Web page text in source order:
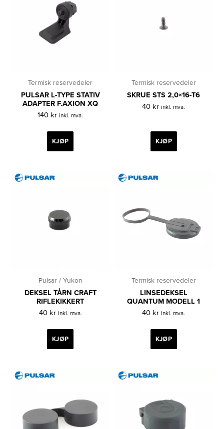
Termisk reservedeler
PULSAR L-TYPE STATIV
ADAPTER F.AXION XQ
140 kr inkl. mva.
KJØP
Termisk reservedeler
SKRUE STS 2,0×16-T6
40 kr inkl. mva.
KJØP
Pulsar / Yukon
DEKSEL TÅRN CRAFT
RIFLEKIKKERT
40 kr inkl. mva.
KJØP
Termisk reservedeler
LINSEDEKSEL
QUANTUM MODELL 1
40 kr inkl. mva.
KJØP